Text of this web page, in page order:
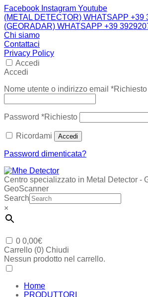
Facebook Instagram Youtube
(METAL DETECTOR) WHATSAPP +39
(GEORADAR) WHATSAPP +39
Chi siamo
Contattaci
Privacy Policy
Accedi
Accedi
Nome utente o indirizzo email *Richiesto
Password *Richiesto
Ricordami Accedi
Password dimenticata?
Centro specializzato in Metal Detector -
GeoScanner
Search
×
0 0,00€
Carrello (0) Chiudi
Nessun prodotto nel carrello.
Home
PRODUTTORI